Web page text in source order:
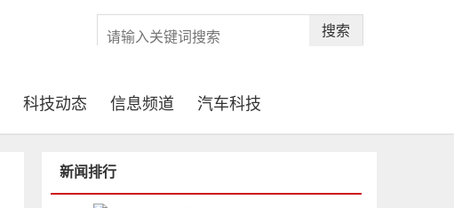
搜索
科技动态 信息频道 汽车科技
新闻排行